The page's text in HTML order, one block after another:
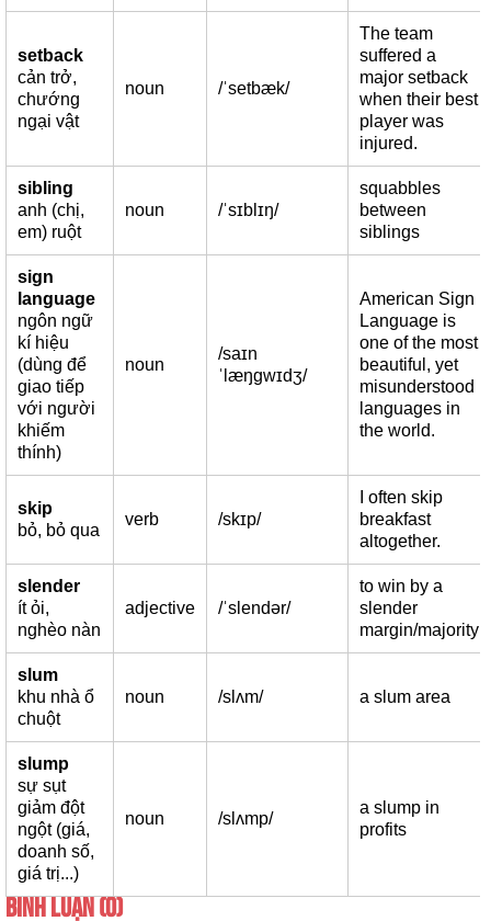
setback
cản trở,
chướng
ngại vật
noun /ˈsetbæk/
The team
suffered a
major setback
when their best
player was
injured.
sibling
anh (chị,
em) ruột
noun /ˈsɪblɪŋ/
squabbles
between
siblings
sign
language
ngôn ngữ
kí hiệu
(dùng để
giao tiếp
với người
khiếm
thính)
noun
/saɪn
ˈlæŋɡwɪdʒ/
American Sign
Language is
one of the most
beautiful, yet
misunderstood
languages in
the world.
skip
bỏ, bỏ qua
verb /skɪp/
I often skip
breakfast
altogether.
slender
ít ỏi,
nghèo nàn
adjective /ˈslendər/
to win by a
slender
margin/majority
slum
khu nhà ổ
chuột
noun /slʌm/ a slum area
slump
sự sụt
giảm đột
ngột (giá,
doanh số,
giá trị...)
noun /slʌmp/
a slump in
profits
BÌNH LUẬN (0)